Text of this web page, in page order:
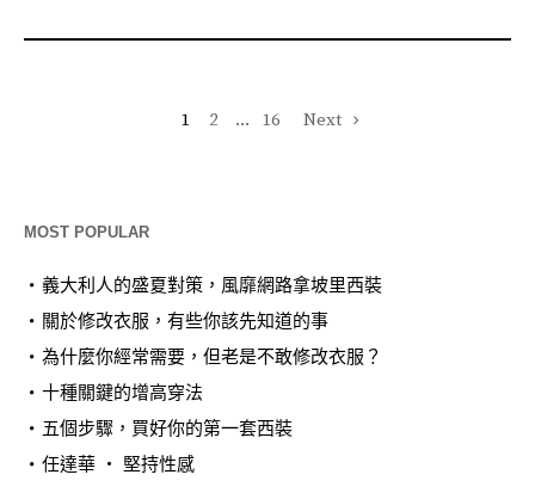
1 2 ... 16 Next
MOST POPULAR
義大利人的盛夏對策，風靡網路拿坡里西裝
關於修改衣服，有些你該先知道的事
為什麼你經常需要，但老是不敢修改衣服？
十種關鍵的增高穿法
五個步驟，買好你的第一套西裝
任達華 ‧ 堅持性感